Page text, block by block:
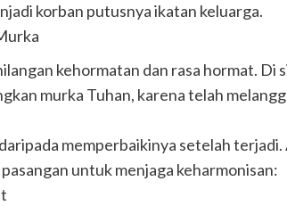
korban putusnya ikatan keluarga.
kehormatan dan rasa hormat. Di
murka Tuhan, karena telah
memperbaikinya setelah terjadi.
untuk menjaga keharmonisan: